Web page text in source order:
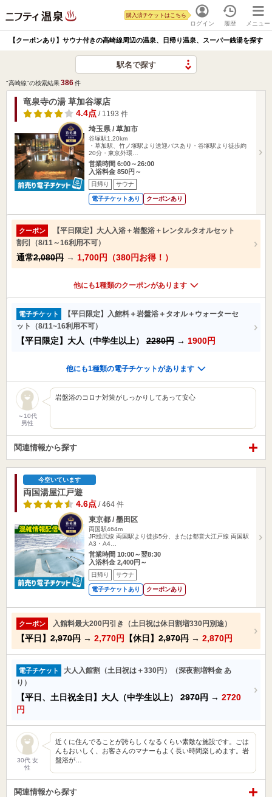
ログイン
購入済チケットはこちら
履歴 メニュー
【クーポンあり】サウナ付きの高崎線周辺の温泉、日帰り温泉、スーパー銭湯を探す
駅名で探す
"高崎線"の検索結果386件
竜泉寺の湯 草加谷塚店
4.4点 / 1193 件
埼玉県 / 草加市
谷塚駅1.20km
・草加駅、竹ノ塚駅より送迎バスあり・谷塚駅より徒歩約
20分・東京外環…
営業時間 6:00～26:00
入浴料金 850円～
日帰り サウナ
電子チケットあり クーポンあり
クーポン
【平日限定】大人入浴＋岩盤浴＋レンタルタオルセット
割引（8/11～16利用不可）
通常2,080円 → 1,700円（380円お得！）
他にも1種類のクーポンがあります
電子チケット
【平日限定】入館料＋岩盤浴＋タオル＋ウォーターセ
ット（8/11~16利用不可）
【平日限定】大人（中学生以上） 2280円 → 1900円
他にも1種類の電子チケットがあります
～10代
男性
岩盤浴のコロナ対策がしっかりしてあって安心
関連情報から探す
今空いています
両国湯屋江戸遊
4.6点 / 464 件
東京都 / 墨田区
両国駅464m
JR総武線 両国駅より徒歩5分、または都営大江戸線 両国駅
A3・A4…
営業時間 10:00～翌8:30
入浴料金 2,400円～
日帰り サウナ
電子チケットあり クーポンあり
クーポン 入館料最大200円引き（土日祝は休日割増330円別途）
【平日】 2,970円 → 2,770円 【休日】 2,970円 → 2,870円
電子チケット
大人入館割（土日祝は＋330円）（深夜割増料金 あ
り）
【平日、土日祝全日】大人（中学生以上） 2970円 → 2720
円
30代 女
性
近くに住んでることが誇らしくなるくらい素敵な施設です。ごは
んもおいしく、お客さんのマナーもよく長い時間楽しめます。岩
盤浴が…
関連情報から探す